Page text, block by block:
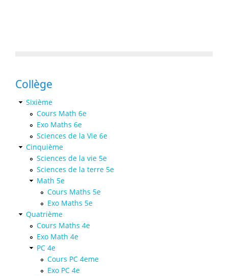
Collège
Sixième
Cours Math 6e
Exo Maths 6e
Sciences de la Vie 6e
Cinquième
Sciences de la vie 5e
Sciences de la terre 5e
Math 5e
Cours Maths 5e
Exo Maths 5e
Quatrième
Cours Maths 4e
Exo Math 4e
PC 4e
Cours PC 4eme
Exo PC 4e